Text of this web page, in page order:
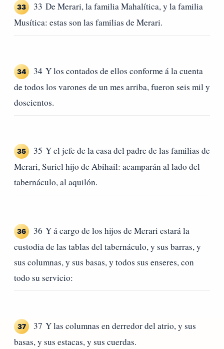
33
33 De Merari, la familia Mahalítica, y la familia
Musítica: estas son las familias de Merari.
34
34 Y los contados de ellos conforme á la cuenta
de todos los varones de un mes arriba, fueron seis mil y
doscientos.
35
35 Y el jefe de la casa del padre de las familias de
Merari, Suriel hijo de Abihail: acamparán al lado del
tabernáculo, al aquilón.
36
36 Y á cargo de los hijos de Merari estará la
custodia de las tablas del tabernáculo, y sus barras, y
sus columnas, y sus basas, y todos sus enseres, con
todo su servicio:
37
37 Y las columnas en derredor del atrio, y sus
basas, y sus estacas, y sus cuerdas.